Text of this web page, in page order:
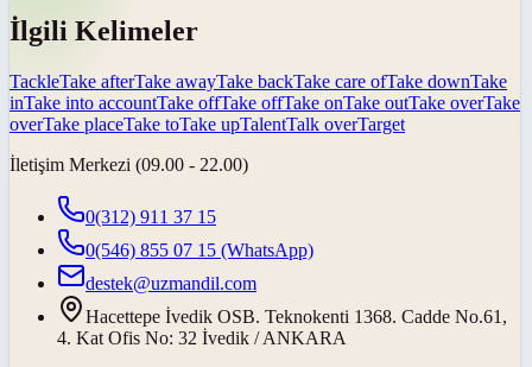
İlgili Kelimeler
TackleTake afterTake awayTake backTake care ofTake downTake
inTake into accountTake offTake offTake onTake outTake overTake
overTake placeTake toTake upTalentTalk overTarget
İletişim Merkezi (09.00 - 22.00)
0(312) 911 37 15
0(546) 855 07 15 (WhatsApp)
destek@uzmandil.com
Hacettepe İvedik OSB. Teknokenti 1368. Cadde No.61,
4. Kat Ofis No: 32 İvedik / ANKARA